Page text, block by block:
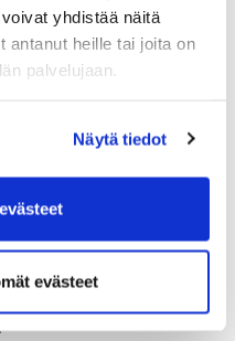
yhdistää näitä
antanut heille tai joita on
palvelujaan.
Näytä tiedot
evästeet
toistaiseksi
SEKÄ AUTON